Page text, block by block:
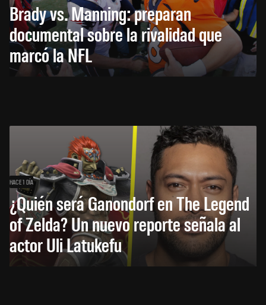
Brady vs. Manning: preparan
documental sobre la rivalidad que
marcó la NFL
HACE 1 DÍA
¿Quién será Ganondorf en The Legend
of Zelda? Un nuevo reporte señala al
actor Uli Latukefu